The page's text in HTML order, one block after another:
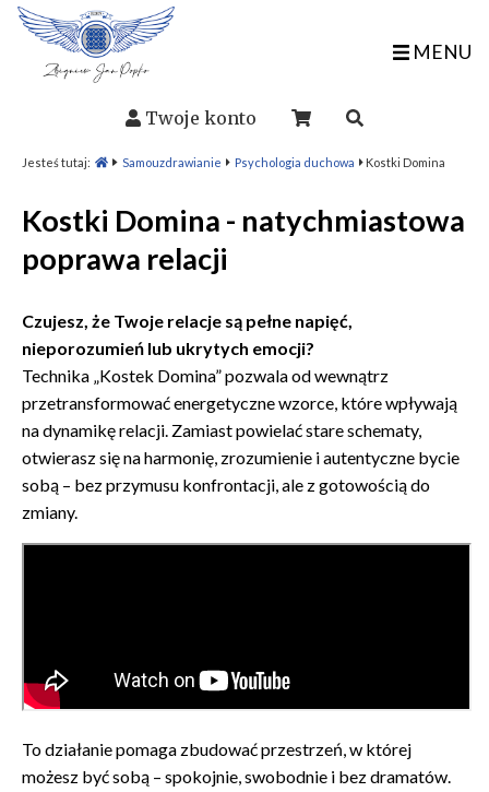
MENU
Twoje konto
Jesteś tutaj: Samouzdrawianie Psychologia duchowa Kostki Domina
Kostki Domina - natychmiastowa
poprawa relacji
Czujesz, że Twoje relacje są pełne napięć,
nieporozumień lub ukrytych emocji?
Technika „Kostek Domina” pozwala od wewnątrz
przetransformować energetyczne wzorce, które wpływają
na dynamikę relacji. Zamiast powielać stare schematy,
otwierasz się na harmonię, zrozumienie i autentyczne bycie
sobą – bez przymusu konfrontacji, ale z gotowością do
zmiany.
To działanie pomaga zbudować przestrzeń, w której
możesz być sobą – spokojnie, swobodnie i bez dramatów.